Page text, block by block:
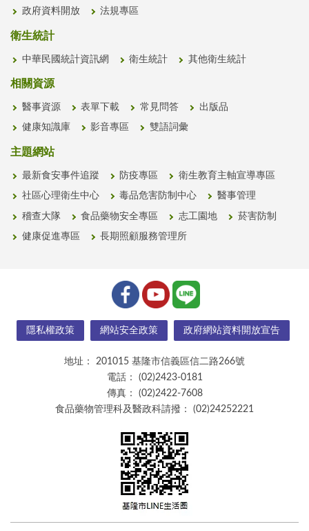
政府資料開放 法規專區
衛生統計
中華民國統計資訊網 衛生統計 其他衛生統計
相關資源
醫事資源 表單下載 常見問答 出版品
健康知識庫 影音專區 雙語詞彙
主題網站
最新食安事件追蹤 防疫專區 衛生教育主軸宣導專區
社區心理衛生中心 毒品危害防制中心 醫事管理
稽查大隊 食品藥物安全專區 志工園地 菸害防制
健康促進專區 長期照顧服務管理所
隱私權政策 網站安全政策 政府網站資料開放宣告
地址：
201015 基隆市信義區信二路266號
電話：
(02)2423-0181
傳真：
(02)2422-7608
食品藥物管理科及醫政科請撥：
(02)24252221